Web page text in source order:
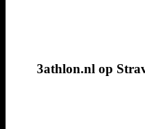
3athlon.nl op